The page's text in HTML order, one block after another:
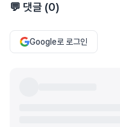
💬 댓글 (0)
Google로 로그인